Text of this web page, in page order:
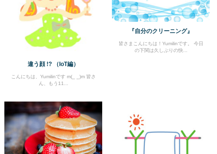
違う顔 !? （IoT編）
こんにちは、Yumilinです m(_ _)m 皆さ
ん、もう11...
『自分のクリーニング』
皆さまこんにちは！Yumilinです。 今日
の下関は久しぶりの快...